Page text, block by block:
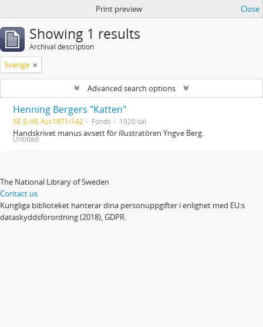
Print preview Close
Showing 1 results
Archival description
Sverige
Advanced search options
Henning Bergers "Katten"
SE S-HS Acc1971/142 Fonds 1920-tal
Handskrivet manus avsett för illustratören Yngve Berg.
Untitled
The National Library of Sweden
Contact us
Kungliga biblioteket hanterar dina personuppgifter i enlighet med EU:s
dataskyddsförordning (2018), GDPR.